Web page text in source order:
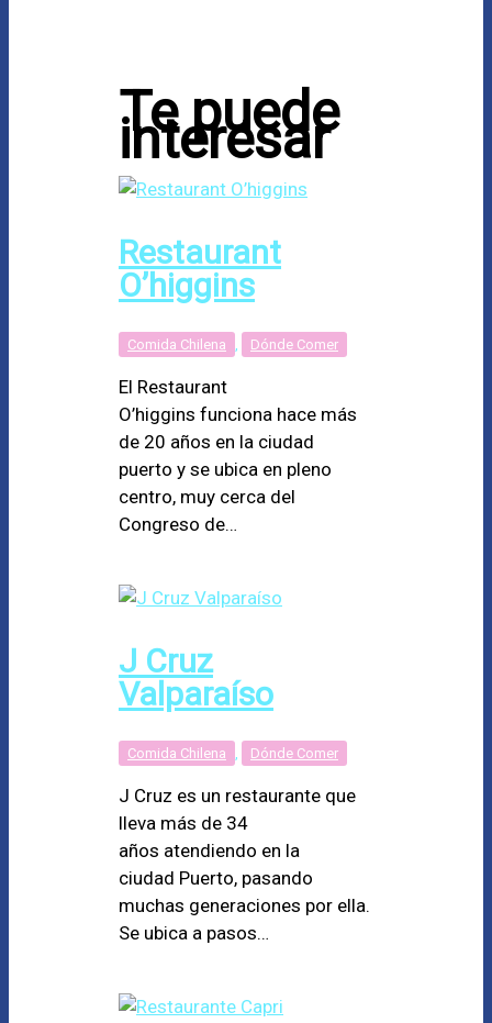
Te puede
interesar
Restaurant
O’higgins
Comida Chilena Dónde Comer
El Restaurant
O’higgins funciona hace más
de 20 años en la ciudad
puerto y se ubica en pleno
centro, muy cerca del
Congreso de…
J Cruz
Valparaíso
Comida Chilena Dónde Comer
J Cruz es un restaurante que
lleva más de 34
años atendiendo en la
ciudad Puerto, pasando
muchas generaciones por ella.
Se ubica a pasos…